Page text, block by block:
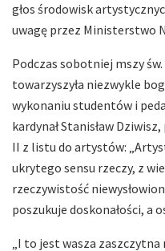
głos środowisk
uwagę przez Ministerstwo
Podczas sobotniej mszy
towarzyszyła niezwykle
wykonaniu studentów i
kardynał Stanisław
II z listu do artystów:
ukrytego sensu rzeczy, z
rzeczywistość
poszukuje doskonałości, a
„I to jest wasza